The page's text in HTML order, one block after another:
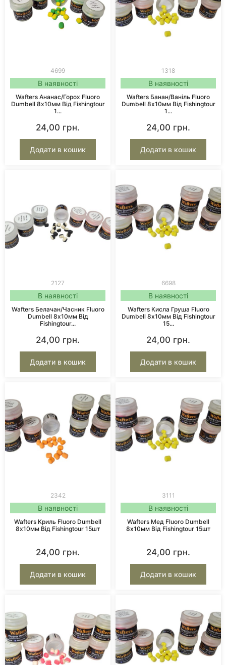
4699
В наявності
Wafters Ананас/Горох Fluoro
Dumbell 8х10мм Від Fishingtour
1...
24,00 грн.
Додати в кошик
1318
В наявності
Wafters Банан/Ваніль Fluoro
Dumbell 8х10мм Від Fishingtour
1...
24,00 грн.
Додати в кошик
2127
В наявності
Wafters Белачан/Часник Fluoro
Dumbell 8х10мм Від
Fishingtour...
24,00 грн.
Додати в кошик
6698
В наявності
Wafters Кисла Груша Fluoro
Dumbell 8х10мм Від Fishingtour
15...
24,00 грн.
Додати в кошик
2342
В наявності
Wafters Криль Fluoro Dumbell
8х10мм Від Fishingtour 15шт
24,00 грн.
Додати в кошик
3111
В наявності
Wafters Мед Fluoro Dumbell
8х10мм Від Fishingtour 15шт
24,00 грн.
Додати в кошик